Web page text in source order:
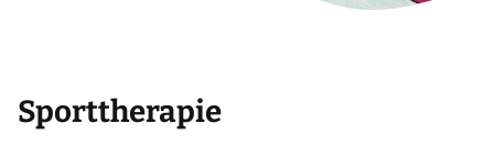
Sporttherapie